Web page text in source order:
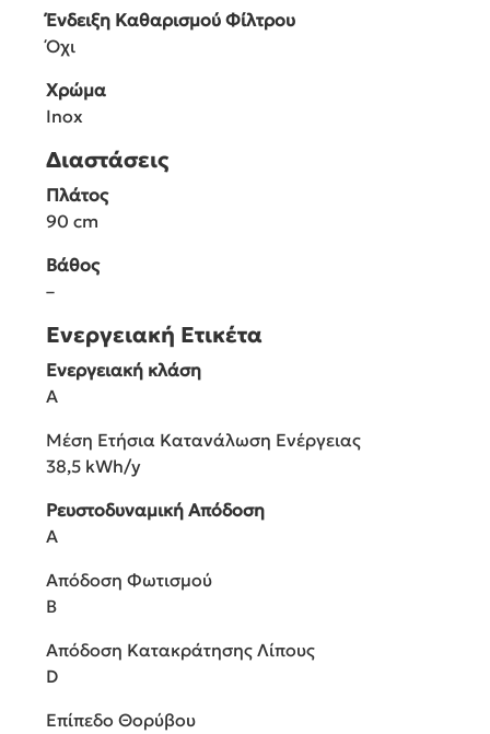
Ένδειξη Καθαρισμού Φίλτρου
Όχι
Χρώμα
Inox
Διαστάσεις
Πλάτος
90 cm
Βάθος
–
Ενεργειακή Ετικέτα
Ενεργειακή κλάση
A
Μέση Ετήσια Κατανάλωση Ενέργειας
38,5 kWh/y
Ρευστοδυναμική Απόδοση
A
Απόδοση Φωτισμού
B
Απόδοση Κατακράτησης Λίπους
D
Επίπεδο Θορύβου